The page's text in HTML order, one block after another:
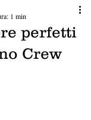
perfetti
Crew
1 min